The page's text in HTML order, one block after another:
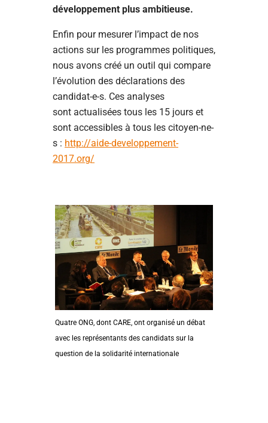
développement plus ambitieuse.
Enfin pour mesurer l’impact de nos
actions sur les programmes politiques,
nous avons créé un outil qui compare
l’évolution des déclarations des
candidat-e-s. Ces analyses
sont actualisées tous les 15 jours et
sont accessibles à tous les citoyen-ne-
s : http://aide-developpement-
2017.org/
Quatre ONG, dont CARE, ont organisé un débat
avec les représentants des candidats sur la
question de la solidarité internationale